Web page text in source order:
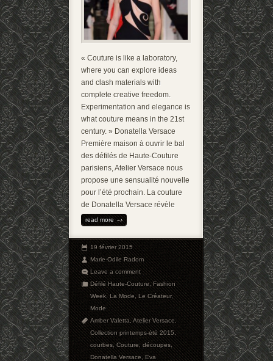
« Couture is like a laboratory,
where you can explore ideas
and clash materials with
complete creative freedom.
Experimentation and elegance is
what couture means in the 21st
century. » Donatella Versace
Première maison à ouvrir le bal
des défilés de Haute-Couture
parisiens, Atelier Versace nous
propose une sensualité nouvelle
pour l’été prochain. La couture
de Donatella Versace révèle
read more
19 février 2015
Marie-Odile Radom
Leave a comment
Défilé Haute-Couture,Fashion
Week,La Mode,Le Créateur,
Mode
Amber Valetta,Atelier Versace,
Collection printemps-été 2015,
courbes,Couture,découpes,
Donatella Versace,Eva